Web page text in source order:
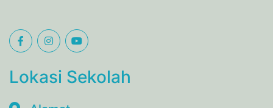
Lokasi Sekolah